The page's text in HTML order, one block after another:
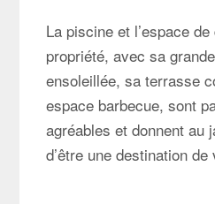
La piscine et l’espace
propriété, avec sa
ensoleillée, sa terrasse
espace barbecue, sont
agréables et donnent au
d’être une destination